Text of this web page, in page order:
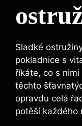
Sladké
pokladnice s
říkáte, co s
těchto
opravdu celá
potěší každého